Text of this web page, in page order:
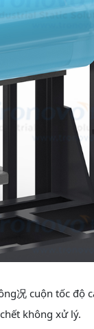
况 cuộn tốc độ
không xử lý.